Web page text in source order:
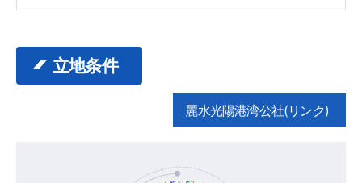
立地条件
麗水光陽港湾公社(リンク)